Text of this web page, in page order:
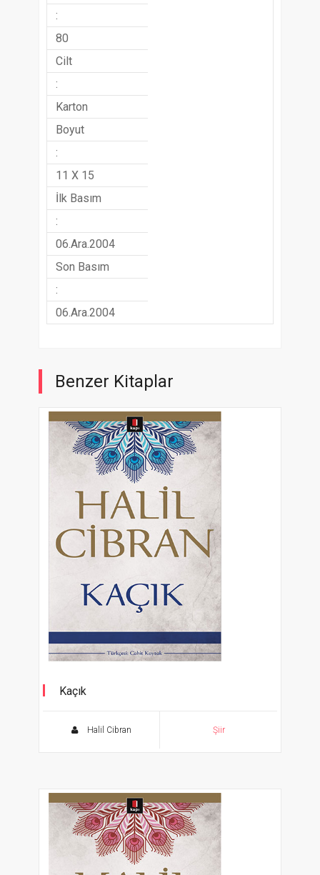
:
80
Cilt
:
Karton
Boyut
:
11 X 15
İlk Basım
:
06.Ara.2004
Son Basım
:
06.Ara.2004
Benzer Kitaplar
Kaçık
Halil Cibran Şiir